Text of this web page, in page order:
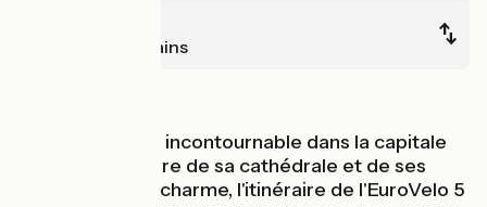
Soultz-les-Bains
Après une halte incontournable dans la capitale
européenne, fière de sa cathédrale et de ses
rues pleines de charme, l'itinéraire de l'EuroVelo 5